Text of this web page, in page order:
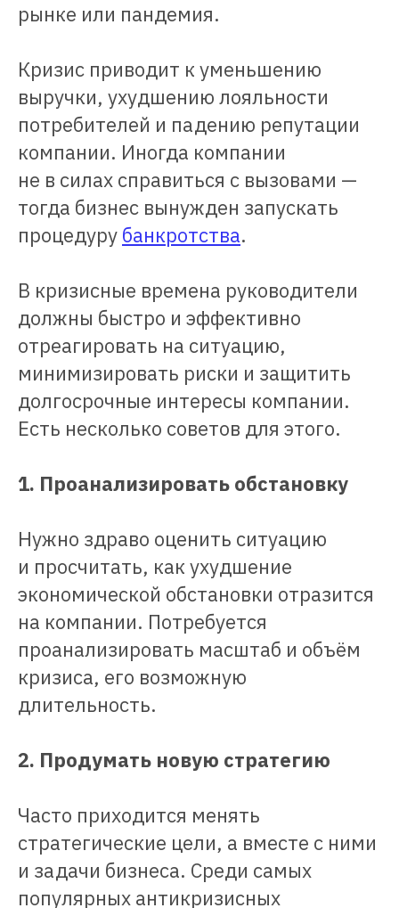
рынке или пандемия.
Кризис приводит к уменьшению
выручки, ухудшению лояльности
потребителей и падению репутации
компании. Иногда компании
не в силах справиться с вызовами —
тогда бизнес вынужден запускать
процедуру банкротства.
В кризисные времена руководители
должны быстро и эффективно
отреагировать на ситуацию,
минимизировать риски и защитить
долгосрочные интересы компании.
Есть несколько советов для этого.
1. Проанализировать обстановку
Нужно здраво оценить ситуацию
и просчитать, как ухудшение
экономической обстановки отразится
на компании. Потребуется
проанализировать масштаб и объём
кризиса, его возможную
длительность.
2. Продумать новую стратегию
Часто приходится менять
стратегические цели, а вместе с ними
и задачи бизнеса. Среди самых
популярных антикризисных